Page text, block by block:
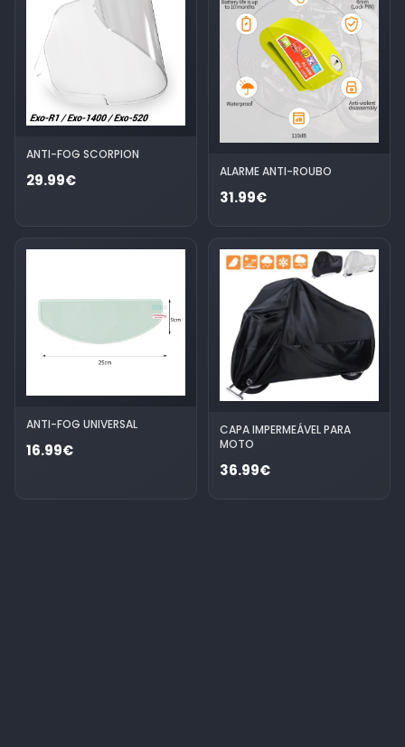
ANTI-FOG SCORPION
29.99€ ALARME ANTI-ROUBO
31.99€
ANTI-FOG UNIVERSAL
16.99€
CAPA IMPERMEÁVEL PARA
MOTO
36.99€